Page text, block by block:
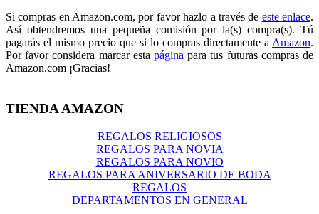
Si compras en Amazon.com, por favor hazlo a través de este enlace.
Así obtendremos una pequeña comisión por la(s) compra(s). Tú
pagarás el mismo precio que si lo compras directamente a Amazon.
Por favor considera marcar esta página para tus futuras compras de
Amazon.com ¡Gracias!
TIENDA AMAZON
REGALOS RELIGIOSOS
REGALOS PARA NOVIA
REGALOS PARA NOVIO
REGALOS PARA ANIVERSARIO DE BODA
REGALOS
DEPARTAMENTOS EN GENERAL